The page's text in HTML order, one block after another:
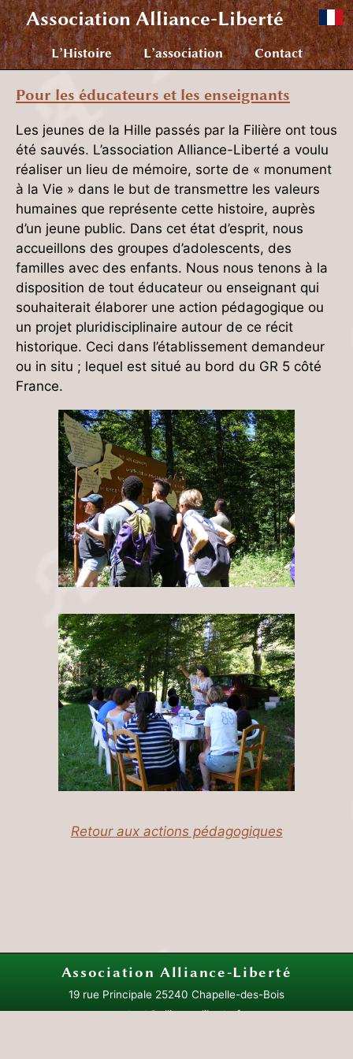
AssociationAlliance-Liberté
L’Histoire L’association Contact
Pour les éducateurs et les enseignants
Les jeunes de la Hille passés par la Filière ont tous
été sauvés. L’association Alliance-Liberté a voulu
réaliser un lieu de mémoire, sorte de « monument
à la Vie » dans le but de transmettre les valeurs
humaines que représente cette histoire, auprès
d’un jeune public. Dans cet état d’esprit, nous
accueillons des groupes d’adolescents, des
familles avec des enfants. Nous nous tenons à la
disposition de tout éducateur ou enseignant qui
souhaiterait élaborer une action pédagogique ou
un projet pluridisciplinaire autour de ce récit
historique. Ceci dans l’établissement demandeur
ou in situ ; lequel est situé au bord du GR 5 côté
France.
Retour aux actions pédagogiques
AssociationAlliance-Liberté
19 rue Principale 25240 Chapelle-des-Bois
contact@alliance-liberte.fr